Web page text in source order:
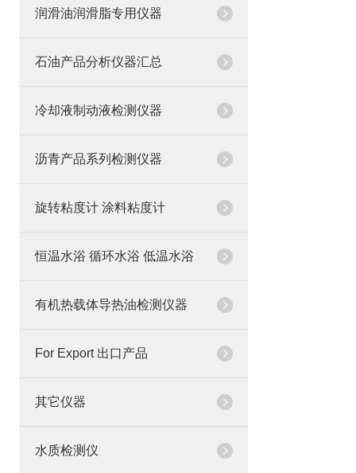
润滑油润滑脂专用仪器
石油产品分析仪器汇总
冷却液制动液检测仪器
沥青产品系列检测仪器
旋转粘度计 涂料粘度计
恒温水浴 循环水浴 低温水浴
有机热载体导热油检测仪器
For Export 出口产品
其它仪器
水质检测仪